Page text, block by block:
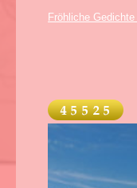
Fröhliche